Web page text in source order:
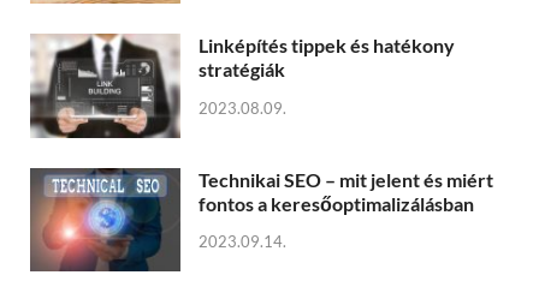
Linképítés tippek és hatékony
stratégiák
2023.08.09.
Technikai SEO – mit jelent és miért
fontos a keresőoptimalizálásban
2023.09.14.